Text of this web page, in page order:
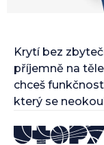
Krytí bez
příjemně na
chceš
který se